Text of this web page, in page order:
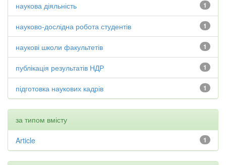
1
наукова діяльність
1
науково-дослідна робота студентів
1
наукові школи факультетів
1
публікація результатів НДР
1
підготовка наукових кадрів
за типом вмісту
1
Article